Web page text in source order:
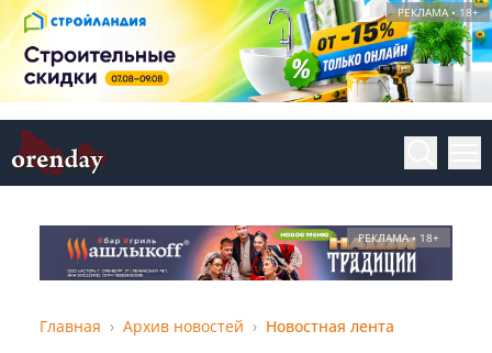
РЕКЛАМА • 18+
РЕКЛАМА • 18+
Главная Архив новостей Новостная лента